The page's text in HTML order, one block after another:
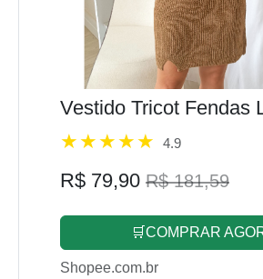
Vestido Tricot Fendas
4.9
R$ 79,90 R$ 181,59
🛒COMPRAR
Shopee.com.br